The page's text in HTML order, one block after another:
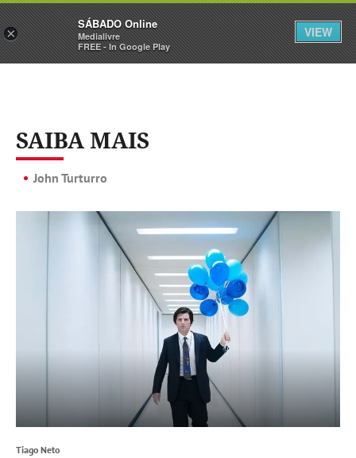
Sábado Assine Iniciar Sessão
SAIBA MAIS
John Turturro
Tiago Neto
×
SÁBADO Online
Medialivre
FREE - In Google Play
VIEW